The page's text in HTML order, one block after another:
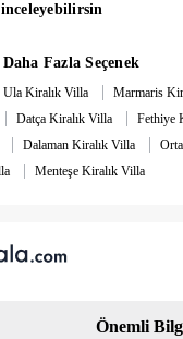
Fazla Seçenek
Ula Kiralık Villa | Marmaris
| Datça Kiralık Villa | Fethiye
| Dalaman Kiralık Villa |
| Menteşe Kiralık Villa
Önemli